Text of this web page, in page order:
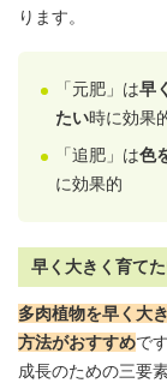
ります。
「元肥」は早
たい時に効果
「追肥」は色
に効果的
早く大きく育て
多肉植物を早く大
方法がおすすめです
成長のための三要